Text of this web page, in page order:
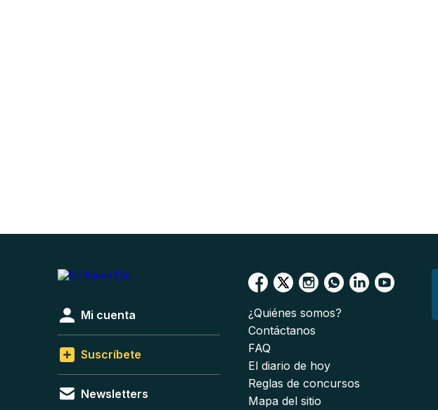
Mi cuenta
Suscríbete
Newsletters
¿Quiénes somos?
Contáctanos
FAQ
El diario de hoy
Reglas de concursos
Mapa del sitio